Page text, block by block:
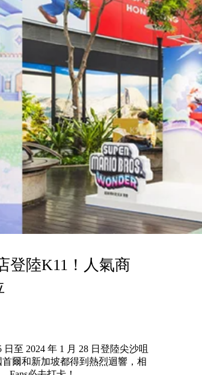
登陸K11！人氣商
至 2024 年 1 月 28 日登陸尖沙咀
爾和新加坡都得到熱烈迴響，相